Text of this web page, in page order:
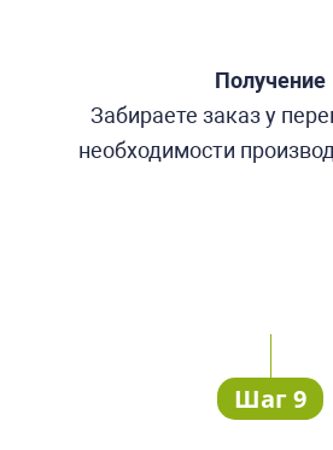
Получение
Забираете заказ у
необходимости
Шаг 9